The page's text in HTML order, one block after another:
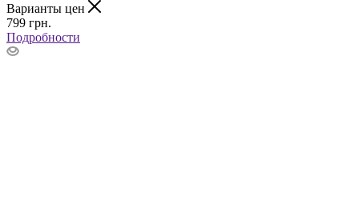
Варианты цен
799 грн.
Подробности